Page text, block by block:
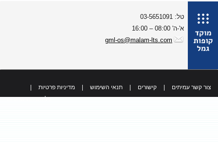
טל: 03-5651091
א'-ה' 08:00 – 16:00
gml-os@malam-lts.com
צור קשר עמיתים קישורים תנאי השימוש מדיניות פרטיות
כל הזכויות שמורות